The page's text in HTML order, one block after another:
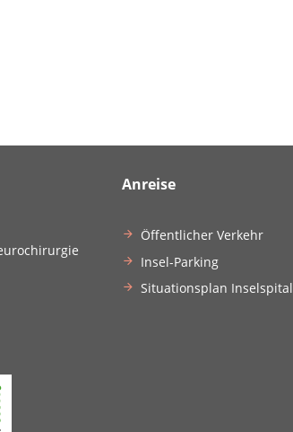
Anreise
Öffentlicher Verkehr
Insel-Parking
Situationsplan Inselspital